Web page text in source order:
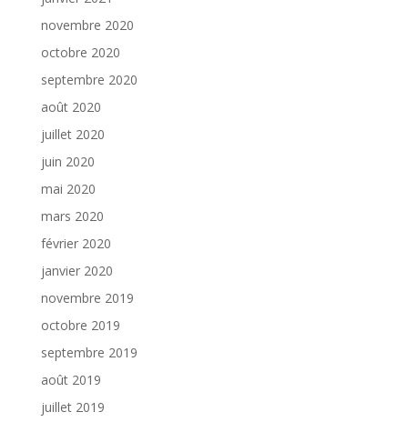
novembre 2020
octobre 2020
septembre 2020
août 2020
juillet 2020
juin 2020
mai 2020
mars 2020
février 2020
janvier 2020
novembre 2019
octobre 2019
septembre 2019
août 2019
juillet 2019